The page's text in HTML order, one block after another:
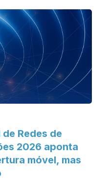
Redes de
2026 aponta
móvel, mas